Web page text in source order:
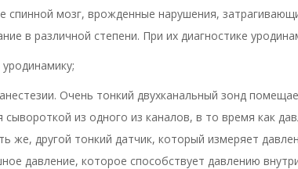
мозг, врожденные нарушения,
в различной степени. При их диагностике
Очень тонкий двухканальный зонд
сывороткой из одного из каналов, в то время как
же, другой тонкий датчик, который измеряет
давление, которое способствует давлению